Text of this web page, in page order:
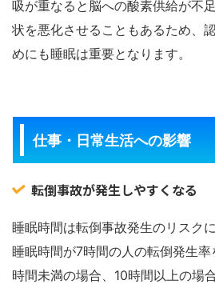
吸が重なると脳への酸素供給が不
状を悪化させることもあるため、
めにも睡眠は重要となります。
仕事・日常生活への影響
転倒事故が発生しやすくなる
睡眠時間は転倒事故発生のリスク
睡眠時間が7時間の人の転倒発生率
時間未満の場合、10時間以上の場